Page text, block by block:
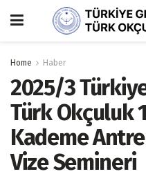
Home Haber
2025/3
Türk Okçuluk
Kademe
Vize Semineri